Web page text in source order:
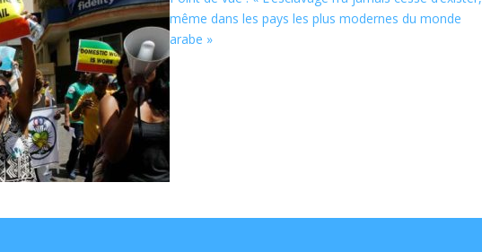
même dans les pays les plus modernes du monde
arabe »